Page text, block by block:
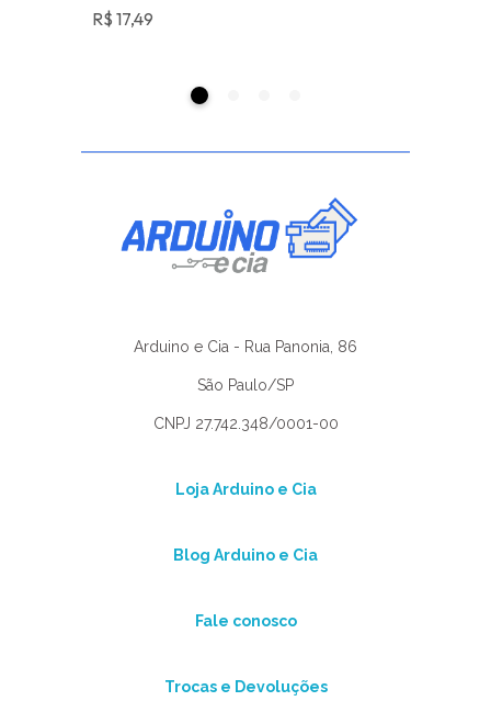
R$ 17,49
Arduino e Cia - Rua Panonia, 86
São Paulo/SP
CNPJ 27.742.348/0001-00
Loja Arduino e Cia
Blog Arduino e Cia
Fale conosco
Trocas e Devoluções